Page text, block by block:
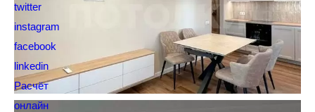
twitter
instagram
facebook
linkedin
Расчёт
онлайн